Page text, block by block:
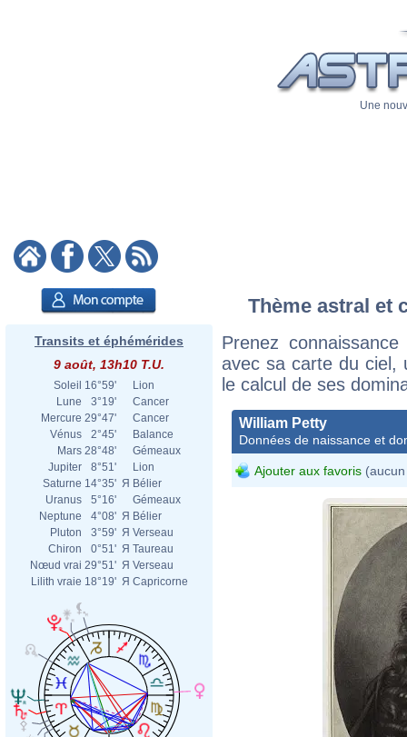
Une
Transits et éphémérides
9 août, 13h10 T.U.
Soleil 16°59'
Lion
Lune
3°19'
Cancer
Mercure 29°47'
Cancer
Vénus
2°45'
Balance
Mars 28°48'
Gémeaux
Jupiter
8°51'
Lion
Saturne 14°35' Я Bélier
Uranus
5°16'
Gémeaux
Neptune
4°08' Я Bélier
Pluton
3°59' Я Verseau
Chiron
0°51' Я Taureau
Nœud vrai 29°51' Я Verseau
Lilith vraie 18°19' Я Capricorne
Thème astral et
Prenez
avec sa carte du ciel,
le calcul de ses
William Petty
Données de naissance et
Ajouter aux favoris